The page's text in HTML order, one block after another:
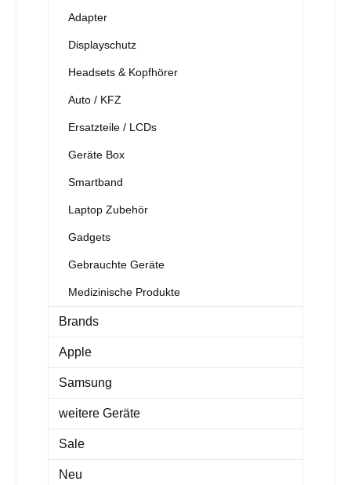
Adapter
Displayschutz
Headsets & Kopfhörer
Auto / KFZ
Ersatzteile / LCDs
Geräte Box
Smartband
Laptop Zubehör
Gadgets
Gebrauchte Geräte
Medizinische Produkte
Brands
Apple
Samsung
weitere Geräte
Sale
Neu